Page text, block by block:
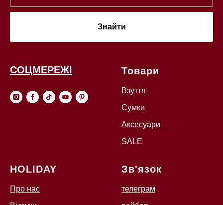
Знайти
СОЦМЕРЕЖІ Товари
Взуття
Сумки
Аксесуари
SALE
HOLIDAY
Про нас
Зв'язок
телеграм